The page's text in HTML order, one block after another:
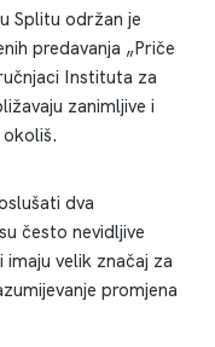
Splitu održan je
predavanja „Priče
Instituta za
zanimljive i
dva
često nevidljive
velik značaj za
promjena